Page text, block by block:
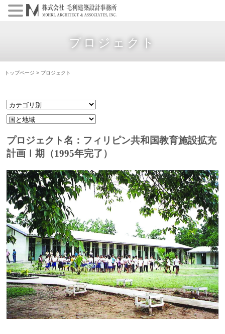
プロジェクト
トップページ > プロジェクト
プロジェクト名：フィリピン共和国教育施設拡充
計画Ⅰ期（1995年完了）